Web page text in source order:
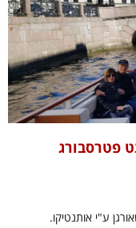
שאורגן ע"י אותנטיקו.